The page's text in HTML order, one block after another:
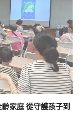
家庭 從守護孩子到